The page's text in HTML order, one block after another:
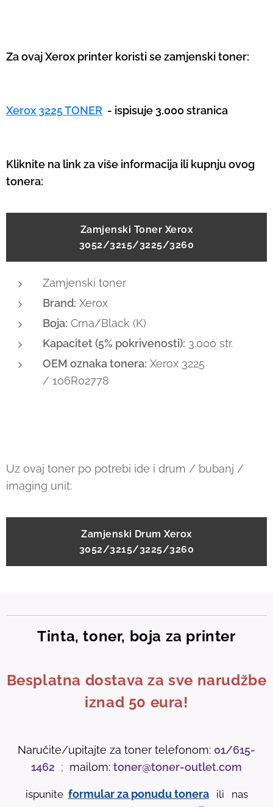
Za ovaj Xerox printer koristi se zamjenski toner:
Xerox 3225 TONER - ispisuje 3.000 stranica
Kliknite na link za više informacija ili kupnju ovog
tonera:
Zamjenski Toner Xerox
3052/3215/3225/3260
Zamjenski toner
Brand: Xerox
Boja: Crna/Black (K)
Kapacitet (5% pokrivenosti): 3.000 str.
OEM oznaka tonera: Xerox 3225
/ 106R02778
Uz ovaj toner po potrebi ide i drum / bubanj /
imaging unit:
Zamjenski Drum Xerox
3052/3215/3225/3260
Tinta, toner, boja za printer
Besplatna dostava za sve narudžbe
iznad 50 eura!
Naručite/upitajte za toner telefonom: 01/615-
1462 ; mailom: toner@toner-outlet.com
ispunite formular za ponudu tonera
ili nas